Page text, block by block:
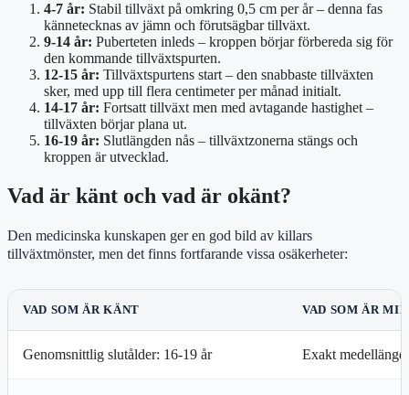
4-7 år: Stabil tillväxt på omkring 0,5 cm per år – denna fas
kännetecknas av jämn och förutsägbar tillväxt.
9-14 år: Puberteten inleds – kroppen börjar förbereda sig för
den kommande tillväxtspurten.
12-15 år: Tillväxtspurtens start – den snabbaste tillväxten
sker, med upp till flera centimeter per månad initialt.
14-17 år: Fortsatt tillväxt men med avtagande hastighet –
tillväxten börjar plana ut.
16-19 år: Slutlängden nås – tillväxtzonerna stängs och
kroppen är utvecklad.
Vad är känt och vad är okänt?
Den medicinska kunskapen ger en god bild av killars
tillväxtmönster, men det finns fortfarande vissa osäkerheter:
VAD SOM ÄR KÄNT VAD SOM ÄR
Genomsnittlig slutålder: 16-19 år Exakt